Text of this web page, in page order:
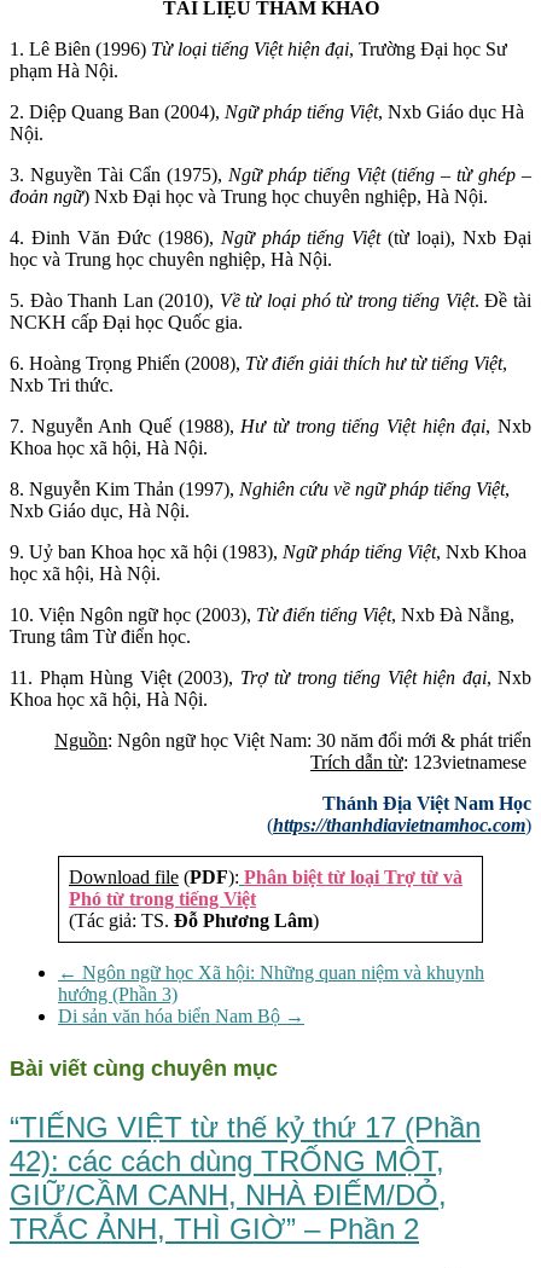
TÀI LIỆU THAM KHẢO
1. Lê Biên (1996) Từ loại tiếng Việt hiện đại, Trường Đại học Sư
phạm Hà Nội.
2. Diệp Quang Ban (2004), Ngữ pháp tiếng Việt, Nxb Giáo dục Hà
Nội.
3. Nguyền Tài Cẩn (1975), Ngữ pháp tiếng Việt(tiếng – từ ghép –
đoản ngữ) Nxb Đại học và Trung học chuyên nghiệp, Hà Nội.
4. Đinh Văn Đức (1986), Ngữ pháp tiếng Việt(từ loại), Nxb Đại
học và Trung học chuyên nghiệp, Hà Nội.
5. Đào Thanh Lan (2010), Về từ loại phó từ trong tiếng Việt. Đề tài
NCKH cấp Đại học Quốc gia.
6. Hoàng Trọng Phiến (2008), Từ điển giải thích hư từ tiếng Việt,
Nxb Tri thức.
7. Nguyễn Anh Quế (1988), Hư từ trong tiếng Việt hiện đại, Nxb
Khoa học xã hội, Hà Nội.
8. Nguyễn Kim Thản (1997), Nghiên cứu về ngữ pháp tiếng Việt,
Nxb Giáo dục, Hà Nội.
9. Uỷ ban Khoa học xã hội (1983), Ngữ pháp tiếng Việt, Nxb Khoa
học xã hội, Hà Nội.
10. Viện Ngôn ngữ học (2003), Từ điển tiếng Việt, Nxb Đà Nẵng,
Trung tâm Từ điển học.
11. Phạm Hùng Việt (2003), Trợ từ trong tiếng Việt hiện đại, Nxb
Khoa học xã hội, Hà Nội.
Nguồn: Ngôn ngữ học Việt Nam: 30 năm đổi mới & phát triển
Trích dẫn từ: 123vietnamese
Thánh Địa Việt Nam Học
(https://thanhdiavietnamhoc.com)
Download file (PDF): Phân biệt từ loại Trợ từ và
Phó từ trong tiếng Việt
(Tác giả: TS. Đỗ Phương Lâm)
← Ngôn ngữ học Xã hội: Những quan niệm và khuynh
hướng (Phần 3)
Di sản văn hóa biển Nam Bộ →
Bài viết cùng chuyên mục
“TIẾNG VIỆT từ thế kỷ thứ 17 (Phần
42): các cách dùng TRỐNG MỘT,
GIỮ/CẦM CANH, NHÀ ĐIẾM/DỎ,
TRẮC ẢNH, THÌ GIỜ” – Phần 2